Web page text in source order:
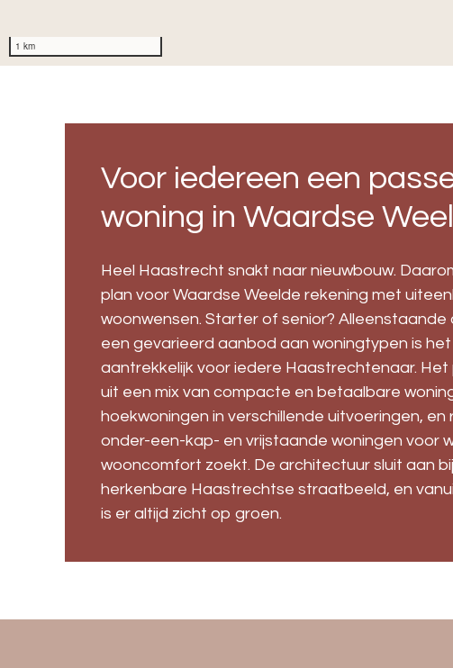
1 km
Voor iedereen een
woning in Waardse
Heel Haastrecht snakt naar nieuwbouw.
plan voor Waardse Weelde rekening met
woonwensen. Starter of senior? Alleenstaande
een gevarieerd aanbod aan woningtypen is
aantrekkelijk voor iedere Haastrechtenaar.
uit een mix van compacte en betaalbare
hoekwoningen in verschillende uitvoeringen, en
onder-een-kap- en vrijstaande woningen voor
wooncomfort zoekt. De architectuur sluit aan
herkenbare Haastrechtse straatbeeld, en
is er altijd zicht op groen.